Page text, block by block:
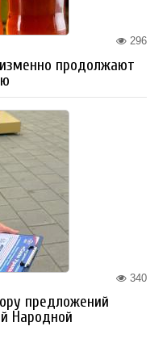
296
продолжают
340
предложений
Народной